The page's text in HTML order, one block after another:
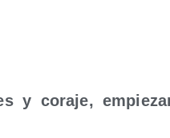
y cora­je,